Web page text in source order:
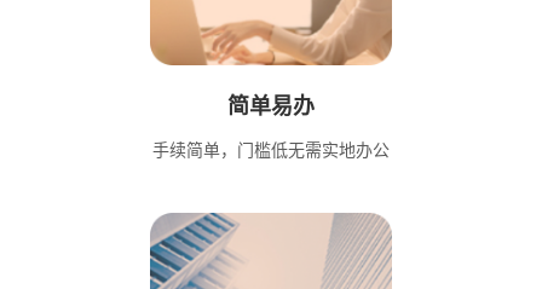
简单易办
手续简单，门槛低无需实地办公